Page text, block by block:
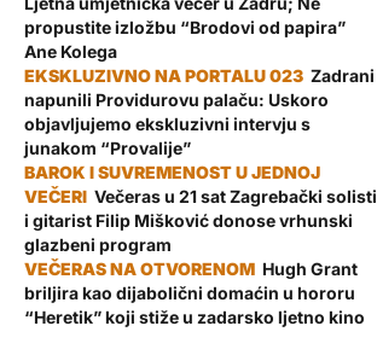
propustite izložbu “Brodovi od papira”
Ane Kolega
Zadrani
napunili Providurovu palaču: Uskoro
objavljujemo ekskluzivni intervju s
junakom “Provalije”
Večeras u 21 sat Zagrebački solisti
i gitarist Filip Mišković donose vrhunski
glazbeni program
Hugh Grant
briljira kao dijabolični domaćin u hororu
“Heretik” koji stiže u zadarsko ljetno kino